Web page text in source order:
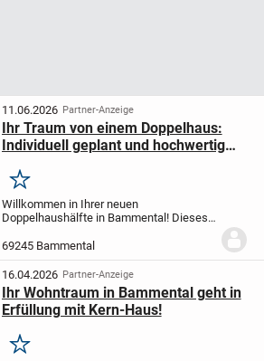
11.06.2026 Partner-Anzeige
Ihr Traum von einem Doppelhaus:
Individuell geplant und hochwertig
Merken
Willkommen in Ihrer neuen
Doppelhaushälfte in Bammental! Dieses
Wohnfläche von 124,95 m² genügend
Platz für Ihre Familie. Mit 4 Zimmern,
darunter 3 Schlafzimme...
69245 Bammental
16.04.2026 Partner-Anzeige
Ihr Wohntraum in Bammental geht in
Erfüllung mit Kern-Haus!
Merken